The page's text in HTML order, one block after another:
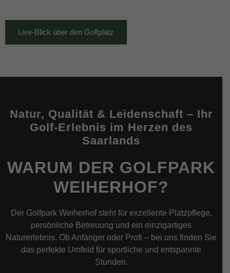
Live-Blick über den Golfplatz
Natur, Qualität & Leidenschaft – Ihr
Golf-Erlebnis im Herzen des
Saarlands
WARUM DER GOLFPARK
WEIHERHOF?
Der Golfpark Weiherhof steht für exzellente Platzpflege,
persönliche Betreuung und ein einzigartiges
Naturerlebnis. Ob Anfänger oder Profi – bei uns finden Sie
das perfekte Umfeld für sportliche und entspannte
Stunden.